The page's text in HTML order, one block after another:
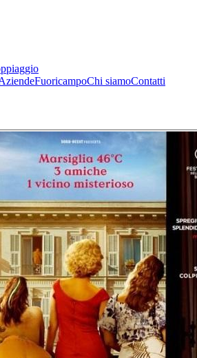
FuoricampoChi siamoContatti